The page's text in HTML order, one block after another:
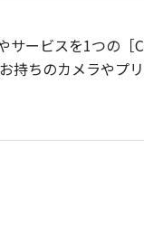
ービスを1つの［
持ちのカメラや